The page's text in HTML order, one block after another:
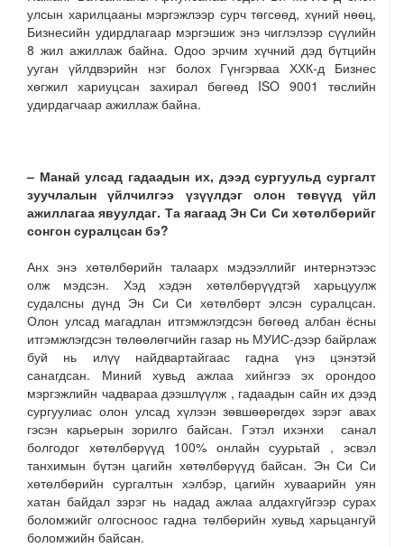
улсын харилцааны мэргэжлээр сурч төгсөөд, хүний нөөц,
Бизнесийн удирдлагаар мэргэшиж энэ чиглэлээр сүүлийн
8 жил ажиллаж байна. Одоо эрчим хүчний дэд бүтцийн
ууган үйлдвэрийн нэг болох Гүнгэрваа ХХК-д Бизнес
хөгжил хариуцсан захирал бөгөөд ISO 9001 төслийн
удирдагчаар ажиллаж байна.
– Манай улсад гадаадын их, дээд сургуульд сургалт
зуучлалын үйлчилгээ үзүүлдэг олон төвүүд үйл
ажиллагаа явуулдаг. Та яагаад Эн Си Си хөтөлбөрийг
сонгон суралцсан бэ?
Анх энэ хөтөлбөрийн талаарх мэдээллийг интернэтээс
олж мэдсэн. Хэд хэдэн хөтөлбөрүүдтэй харьцуулж
судалсны дүнд Эн Си Си хөтөлбөрт элсэн суралцсан.
Олон улсад магадлан итгэмжлэгдсэн бөгөөд албан ёсны
итгэмжлэгдсэн төлөөлөгчийн газар нь МУИС-дээр байрлаж
буй нь илүү найдвартайгаас гадна үнэ цэнэтэй
санагдсан. Миний хувьд ажлаа хийнгээ эх орондоо
мэргэжлийн чадвараа дээшлүүлж , гадаадын сайн их дээд
сургуулиас олон улсад хүлээн зөвшөөрөгдөх зэрэг авах
гэсэн карьерын зорилго байсан. Гэтэл ихэнхи санал
болгодог хөтөлбөрүүд 100% онлайн суурьтай , эсвэл
танхимын бүтэн цагийн хөтөлбөрүүд байсан. Эн Си Си
хөтөлбөрийн сургалтын хэлбэр, цагийн хуваарийн уян
хатан байдал зэрэг нь надад ажлаа алдахгүйгээр сурах
боломжийг олгосноос гадна төлбөрийн хувьд харьцангуй
боломжийн байсан.